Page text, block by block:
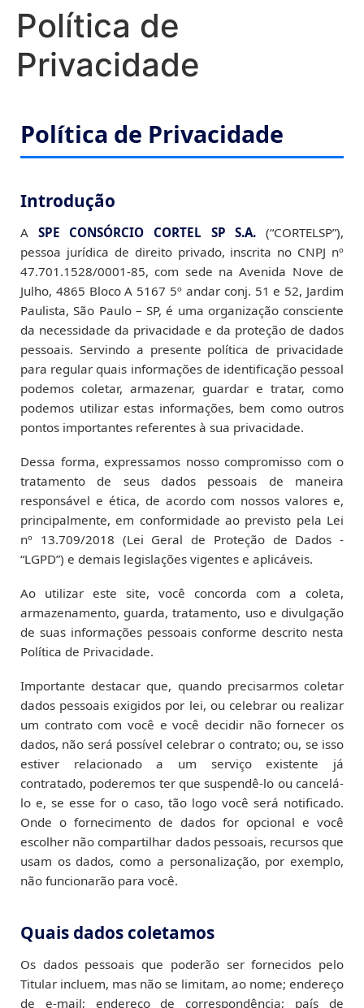
Política de
Privacidade
Política de Privacidade
Introdução
A SPE CONSÓRCIO CORTEL SP S.A. (“CORTELSP”),
pessoa jurídica de direito privado, inscrita no CNPJ nº
47.701.1528/0001-85, com sede na Avenida Nove de
Julho, 4865 Bloco A 5167 5º andar conj. 51 e 52, Jardim
Paulista, São Paulo – SP, é uma organização consciente
da necessidade da privacidade e da proteção de dados
pessoais. Servindo a presente política de privacidade
para regular quais informações de identificação pessoal
podemos coletar, armazenar, guardar e tratar, como
podemos utilizar estas informações, bem como outros
pontos importantes referentes à sua privacidade.
Dessa forma, expressamos nosso compromisso com o
tratamento de seus dados pessoais de maneira
responsável e ética, de acordo com nossos valores e,
principalmente, em conformidade ao previsto pela Lei
nº 13.709/2018 (Lei Geral de Proteção de Dados -
“LGPD”) e demais legislações vigentes e aplicáveis.
Ao utilizar este site, você concorda com a coleta,
armazenamento, guarda, tratamento, uso e divulgação
de suas informações pessoais conforme descrito nesta
Política de Privacidade.
Importante destacar que, quando precisarmos coletar
dados pessoais exigidos por lei, ou celebrar ou realizar
um contrato com você e você decidir não fornecer os
dados, não será possível celebrar o contrato; ou, se isso
estiver relacionado a um serviço existente já
contratado, poderemos ter que suspendê-lo ou cancelá-
lo e, se esse for o caso, tão logo você será notificado.
Onde o fornecimento de dados for opcional e você
escolher não compartilhar dados pessoais, recursos que
usam os dados, como a personalização, por exemplo,
não funcionarão para você.
Quais dados coletamos
Os dados pessoais que poderão ser fornecidos pelo
Titular incluem, mas não se limitam, ao nome; endereço
de e-mail; endereço de correspondência; país de